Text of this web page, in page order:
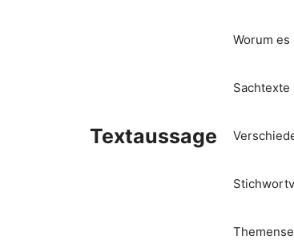
Textaussage
Worum
Sachtexte